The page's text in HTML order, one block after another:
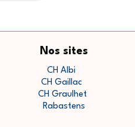
Nos sites
CH Albi
CH Gaillac
CH Graulhet
Rabastens